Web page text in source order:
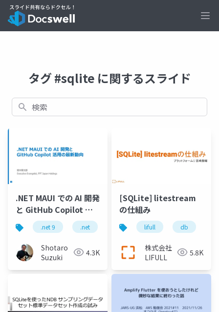
タグ #sqlite に関するスライド
検索
.NET MAUI での AI 開発
と GitHub Copilot 活
用の最新動向
.net 9 .net c 13 .net maui
Shotaro
Suzuki
4.3K
[SQLite] litestream
の仕組み
lifull db
株式会社
LIFULL
5.8K